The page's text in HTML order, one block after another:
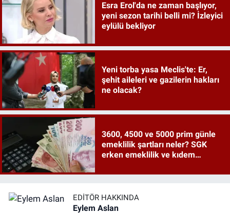
Esra Erol'da ne zaman başlıyor,
yeni sezon tarihi belli mi? İzleyici
eylülü bekliyor
Yeni torba yasa Meclis'te: Er,
şehit aileleri ve gazilerin hakları
ne olacak?
3600, 4500 ve 5000 prim günle
emeklilik şartları neler? SGK
erken emeklilik ve kıdem
EDITÖR HAKKINDA
Eylem Aslan